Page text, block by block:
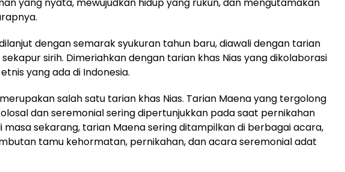
dengan semarak syukuran tahun baru, diawali dengan tarian
sirih. Dimeriahkan dengan tarian khas Nias yang dikolaborasi
yang ada di Indonesia.
salah satu tarian khas Nias. Tarian Maena yang tergolong
dan seremonial sering dipertunjukkan pada saat pernikahan
masa sekarang, tarian Maena sering ditampilkan di berbagai acara,
tamu kehormatan, pernikahan, dan acara seremonial adat